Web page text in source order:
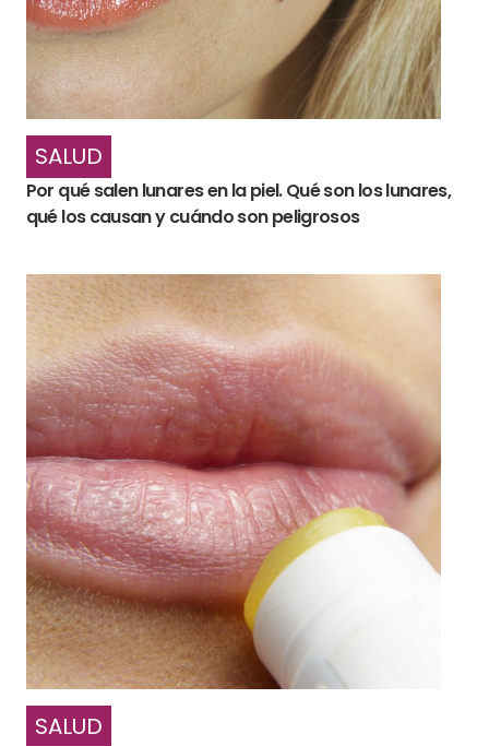
SALUD
Por qué salen lunares en la piel. Qué son los lunares,
qué los causan y cuándo son peligrosos
SALUD